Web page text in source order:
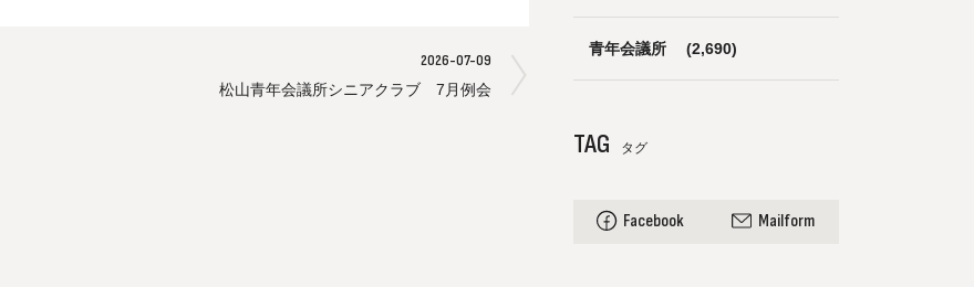
2026-07-09
松山青年会議所シニアクラブ 7月例会
青年会議所 (2,690)
TAG タグ
Facebook Mailform